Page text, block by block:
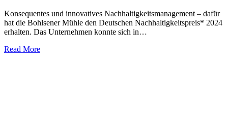
Konsequentes und innovatives Nachhaltigkeitsmanagement – dafür
hat die Bohlsener Mühle den Deutschen Nachhaltigkeitspreis* 2024
erhalten. Das Unternehmen konnte sich in…
Read More